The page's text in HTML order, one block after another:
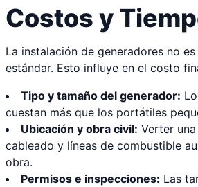
Costos y
La instalación de generadores no
estándar. Esto influye en el costo
Tipo y tamaño del generador:
cuestan más que los portátiles
Ubicación y obra civil: Verter
cableado y líneas de combustible
obra.
Permisos e inspecciones: Las